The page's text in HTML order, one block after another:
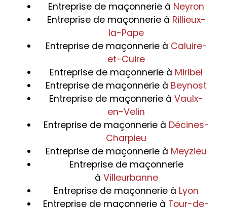
Entreprise de maçonnerie à Neyron
Entreprise de maçonnerie à Rillieux-
la-Pape
Entreprise de maçonnerie à Caluire-
et-Cuire
Entreprise de maçonnerie à Miribel
Entreprise de maçonnerie à Beynost
Entreprise de maçonnerie à Vaulx-
en-Velin
Entreprise de maçonnerie à Décines-
Charpieu
Entreprise de maçonnerie à Meyzieu
Entreprise de maçonnerie
à Villeurbanne
Entreprise de maçonnerie à Lyon
Entreprise de maçonnerie à Tour-de-